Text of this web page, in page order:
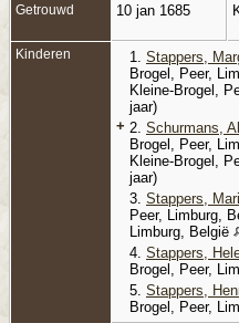
Getrouwd 10 jan 1685
Kinderen 1. Stappers,
Brogel, Peer,
Kleine-Brogel,
jaar)
+ 2. Schurmans,
Brogel, Peer,
Kleine-Brogel,
jaar)
3. Stappers,
Peer, Limburg,
Limburg, België
4. Stappers,
Brogel, Peer,
5. Stappers,
Brogel, Peer,